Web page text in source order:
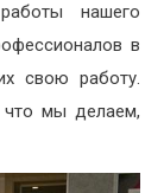
нашего
в
свою работу.
что мы делаем,